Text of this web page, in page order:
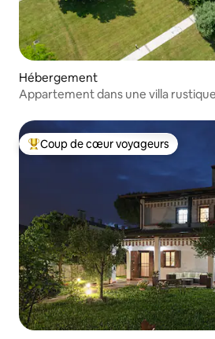
Hébergement
Appartement dans une villa
Coups de cœur voyageurs les plus
Coup de cœur voyageurs